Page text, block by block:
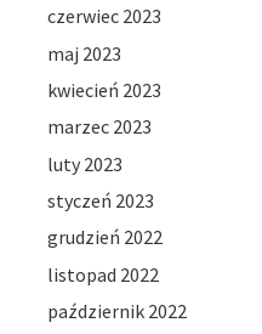
czerwiec 2023
maj 2023
kwiecień 2023
marzec 2023
luty 2023
styczeń 2023
grudzień 2022
listopad 2022
październik 2022